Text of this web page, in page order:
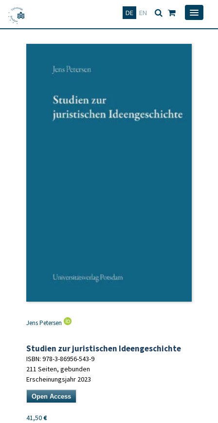
DE EN
Deutsch
Jens Petersen
Studien zur juristischen Ideengeschichte
ISBN: 978-3-86956-543-9
211 Seiten, gebunden
Erscheinungsjahr 2023
Open Access
41,50€